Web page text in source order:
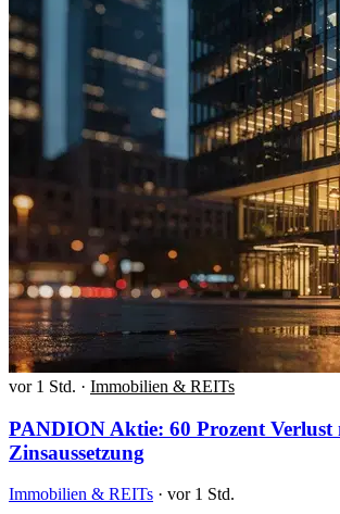
vor 1 Std. · Immobilien & REITs
PANDION Aktie: 60 Prozent Verlust
Zinsaussetzung
Immobilien & REITs · vor 1 Std.